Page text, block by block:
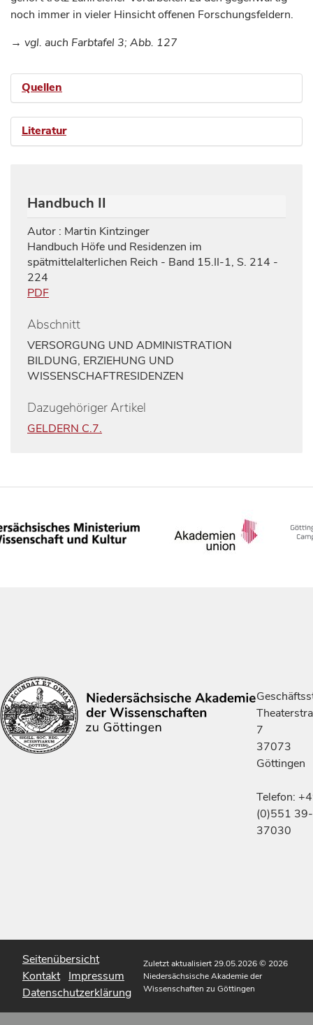
noch immer in vieler Hinsicht offenen Forschungsfeldern.
→ vgl. auch Farbtafel 3; Abb. 127
Quellen
Literatur
Handbuch II
Autor : Martin Kintzinger
Handbuch Höfe und Residenzen im
spätmittelalterlichen Reich - Band 15.II-1, S. 214 -
224
PDF
Abschnitt
VERSORGUNG UND ADMINISTRATION
BILDUNG, ERZIEHUNG UND
WISSENSCHAFTRESIDENZEN
Dazugehöriger Artikel
GELDERN C.7.
7
37073
Göttingen
Telefon:
(0)551 39-
37030
Seitenübersicht
Kontakt Impressum
Datenschutzerklärung
Zuletzt aktualisiert 29.05.2026© 2026
Niedersächsische Akademie der
Wissenschaften zu Göttingen